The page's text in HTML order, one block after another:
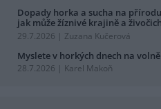
Dopady horka a sucha na
jak může žíznivé krajině a
29.7.2026 | Zuzana Kučerová
Myslete v horkých dnech na
28.7.2026 | Karel Makoň